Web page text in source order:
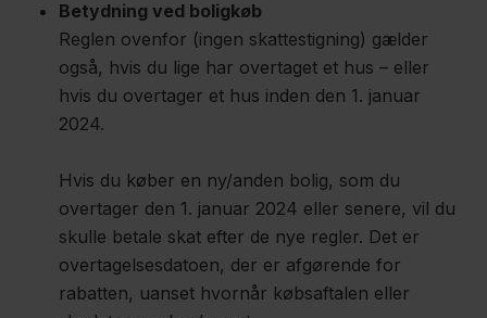
Betydning ved boligkøb
Reglen ovenfor (ingen skattestigning) gælder
også, hvis du lige har overtaget et hus – eller
hvis du overtager et hus inden den 1. januar
2024.
Hvis du køber en ny/anden bolig, som du
overtager den 1. januar 2024 eller senere, vil du
skulle betale skat efter de nye regler. Det er
overtagelsesdatoen, der er afgørende for
rabatten, uanset hvornår købsaftalen eller